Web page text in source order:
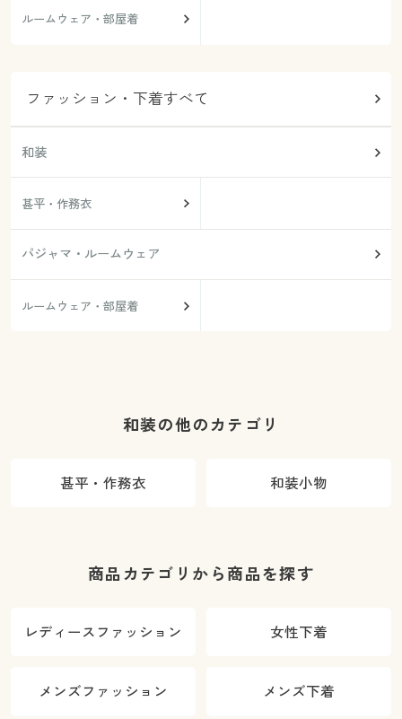
ルームウェア・部屋着
ファッション・下着すべて
和装
甚平・作務衣
パジャマ・ルームウェア
ルームウェア・部屋着
和装の他のカテゴリ
甚平・作務衣 和装小物
商品カテゴリから商品を探す
レディースファッション 女性下着
メンズファッション メンズ下着